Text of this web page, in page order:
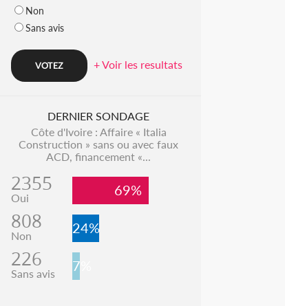
Non
Sans avis
+ Voir les resultats
DERNIER SONDAGE
Côte d'Ivoire : Affaire « Italia
Construction » sans ou avec faux
ACD, financement «...
2355
Oui 69%
808
Non 24%
226
Sans avis 7%